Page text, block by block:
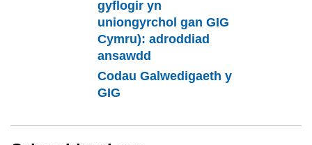
gyflogir yn
uniongyrchol gan GIG
Cymru): adroddiad
ansawdd
Codau Galwedigaeth y
GIG